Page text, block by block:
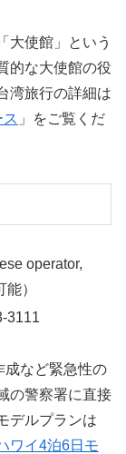
大使館」という
的な大使館の役
湾旅行の詳細は
」をご覧くだ
operator,
）
3111
成など緊急性の
の警察署に直接
デルプランは
ワイ4泊6日モ